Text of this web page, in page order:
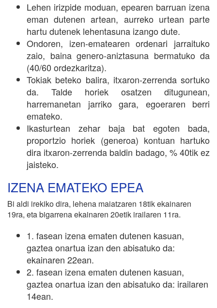
Lehen irizpide moduan, epearen barruan izena
eman dutenen artean, aurreko urtean parte
hartu dutenek lehentasuna izango dute.
Ondoren, izen-ematearen ordenari jarraituko
zaio, baina genero-aniztasuna bermatuko da
(40/60 ordezkaritza).
Tokiak beteko balira, itxaron-zerrenda sortuko
da. Talde horiek osatzen ditugunean,
harremanetan jarriko gara, egoeraren berri
emateko.
Ikasturtean zehar baja bat egoten bada,
proportzio horiek (generoa) kontuan hartuko
dira itxaron-zerrenda baldin badago, % 40tik ez
jaisteko.
IZENA EMATEKO EPEA
Bi aldi irekiko dira, lehena maiatzaren 18tik ekainaren
19ra, eta bigarrena ekainaren 20etik irailaren 11ra.
1. fasean izena ematen dutenen kasuan,
gaztea onartua izan den abisatuko da:
ekainaren 22ean.
2. fasean izena ematen dutenen kasuan,
gaztea onartua izan den abisatuko da: irailaren
14ean.